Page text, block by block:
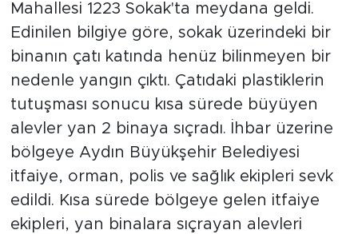
Mahallesi 1223 Sokak'ta meydana geldi.
Edinilen bilgiye göre, sokak üzerindeki bir
binanın çatı katında henüz bilinmeyen bir
nedenle yangın çıktı. Çatıdaki plastiklerin
tutuşması sonucu kısa sürede büyüyen
alevler yan 2 binaya sıçradı. İhbar üzerine
bölgeye Aydın Büyükşehir Belediyesi
itfaiye, orman, polis ve sağlık ekipleri sevk
edildi. Kısa sürede bölgeye gelen itfaiye
ekipleri, yan binalara sıçrayan alevleri